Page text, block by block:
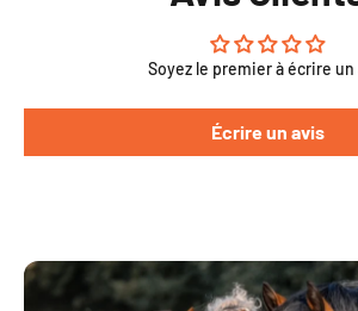
Soyez le premier à écrire un
Écrire un avis